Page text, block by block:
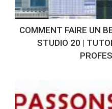
COMMENT FAIRE UN
STUDIO 20 |